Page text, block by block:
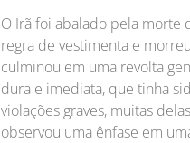
O Irã foi abalado pela morte
regra de vestimenta e
culminou em uma revolta
dura e imediata, que tinha
violações graves, muitas
observou uma ênfase em